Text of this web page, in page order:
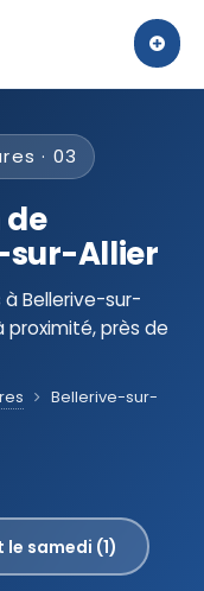
· 03
sur-Allier
Bellerive-sur-
proximité, près de
Bellerive-sur-
le samedi (1)